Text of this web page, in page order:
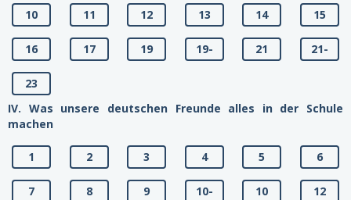
10 11 12 13 14 15
16 17 19 19- 21 21-
23
IV. Was unsere deutschen Freunde alles in der Schule
machen
1 2 3 4 5 6
7 8 9 10- 10 12